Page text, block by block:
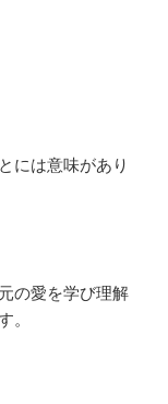
には意味があり
の愛を学び理解
。